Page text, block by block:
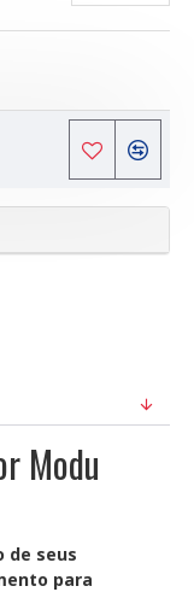
Modu
de seus
para